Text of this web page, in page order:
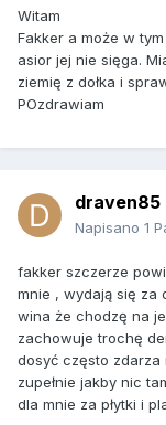
Witam
Fakker a może w
asior jej nie sięga.
ziemię z dołka i
POzdrawiam
draven85
Napisano 1
fakker szczerze
mnie , wydają się za
wina że chodzę na
zachowuje trochę
dosyć często zdarza
zupełnie jakby nic
dla mnie za płytki i